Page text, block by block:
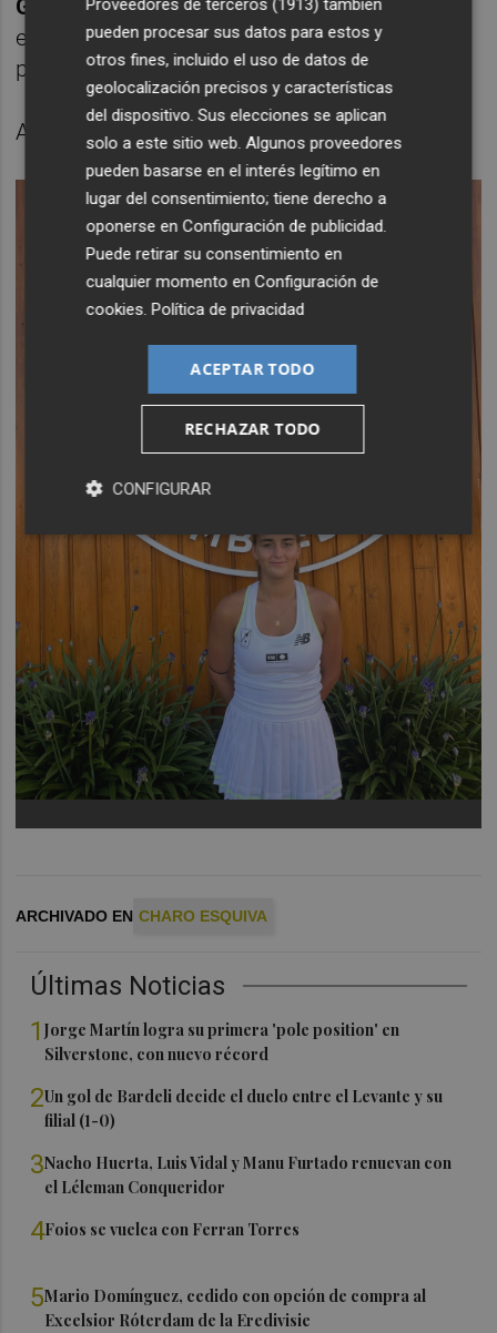
Últimas Noticias
1Jorge Martín logra su primera 'pole position' en
Silverstone, con nuevo récord
2Un gol de Bardeli decide el duelo entre el Levante y su
filial (1-0)
3Nacho Huerta, Luis Vidal y Manu Furtado renuevan con
el Léleman Conqueridor
4Foios se vuelca con Ferran Torres
5Mario Domínguez, cedido con opción de compra al
Excelsior Róterdam de la Eredivisie
Grupo InmobiliarioyProyecto Fer; y, muy
especialmente, tanto ella como su familial
pueden sentirse muy satisfechos.
Ahora a por el US Open 2025
ARCHIVADO EN CHARO ESQUIVA
Proveedores de terceros (1913) también
pueden procesar sus datos para estos y
otros fines, incluido el uso de datos de
geolocalización precisos y características
del dispositivo. Sus elecciones se aplican
solo a este sitio web. Algunos proveedores
pueden basarse en el interés legítimo en
lugar del consentimiento; tiene derecho a
oponerse enConfiguración de publicidad.
Puede retirar su consentimiento en
cualquier momento enConfiguración de
cookies.Política de privacidad
ACEPTAR TODO
RECHAZAR TODO
CONFIGURAR